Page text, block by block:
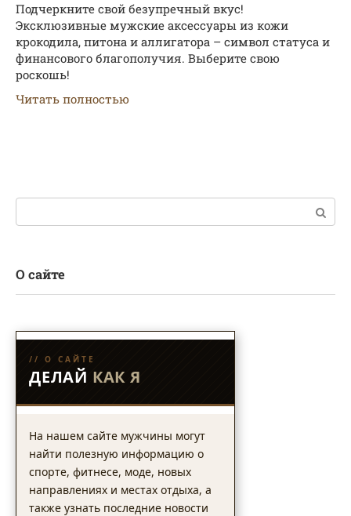
Подчеркните свой безупречный вкус!
Эксклюзивные мужские аксессуары из кожи
крокодила, питона и аллигатора – символ статуса и
финансового благополучия. Выберите свою
роскошь!
Читать полностью
Поиск:
О сайте
// О САЙТЕ
ДЕЛАЙ КАК Я
На нашем сайте мужчины могут
найти полезную информацию о
спорте, фитнесе, моде, новых
направлениях и местах отдыха, а
также узнать последние новости